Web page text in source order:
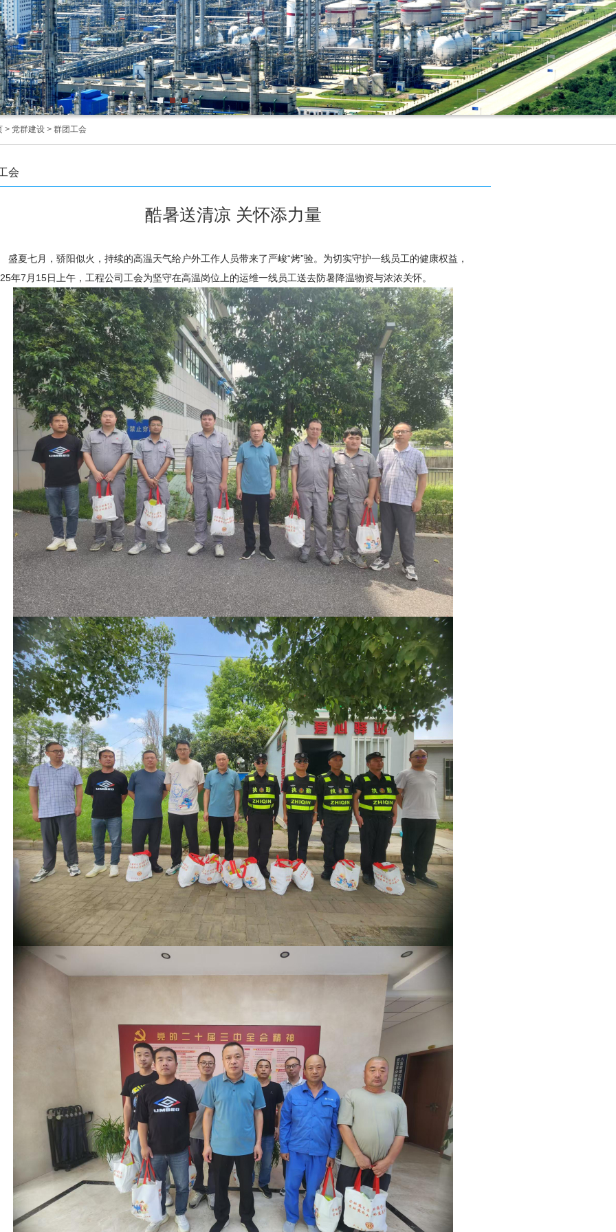
> 党群建设 > 群团工会
会
酷暑送清凉 关怀添力量
盛夏七月，骄阳似火，持续的高温天气给户外工作人员带来了严峻“烤”验。为切实守护一线员工的健康权益，
年7月15日上午，工程公司工会为坚守在高温岗位上的运维一线员工送去防暑降温物资与浓浓关怀。